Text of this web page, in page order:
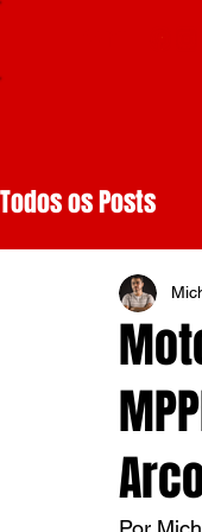
Todos os Posts
Educação
Diários de